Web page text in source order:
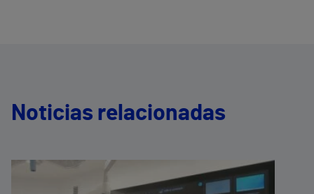
Noticias relacionadas